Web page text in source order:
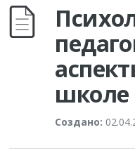
школе
Создано: